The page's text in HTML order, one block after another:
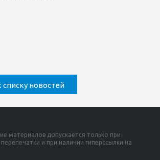
списку новостей
материалов допускается только при
и при наличии гиперссылки на